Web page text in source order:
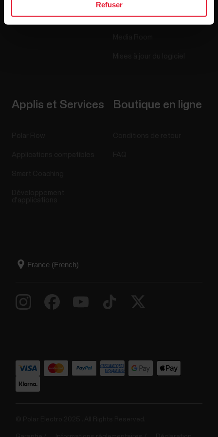
Refuser
Blog
Applis et Services Boutique en ligne